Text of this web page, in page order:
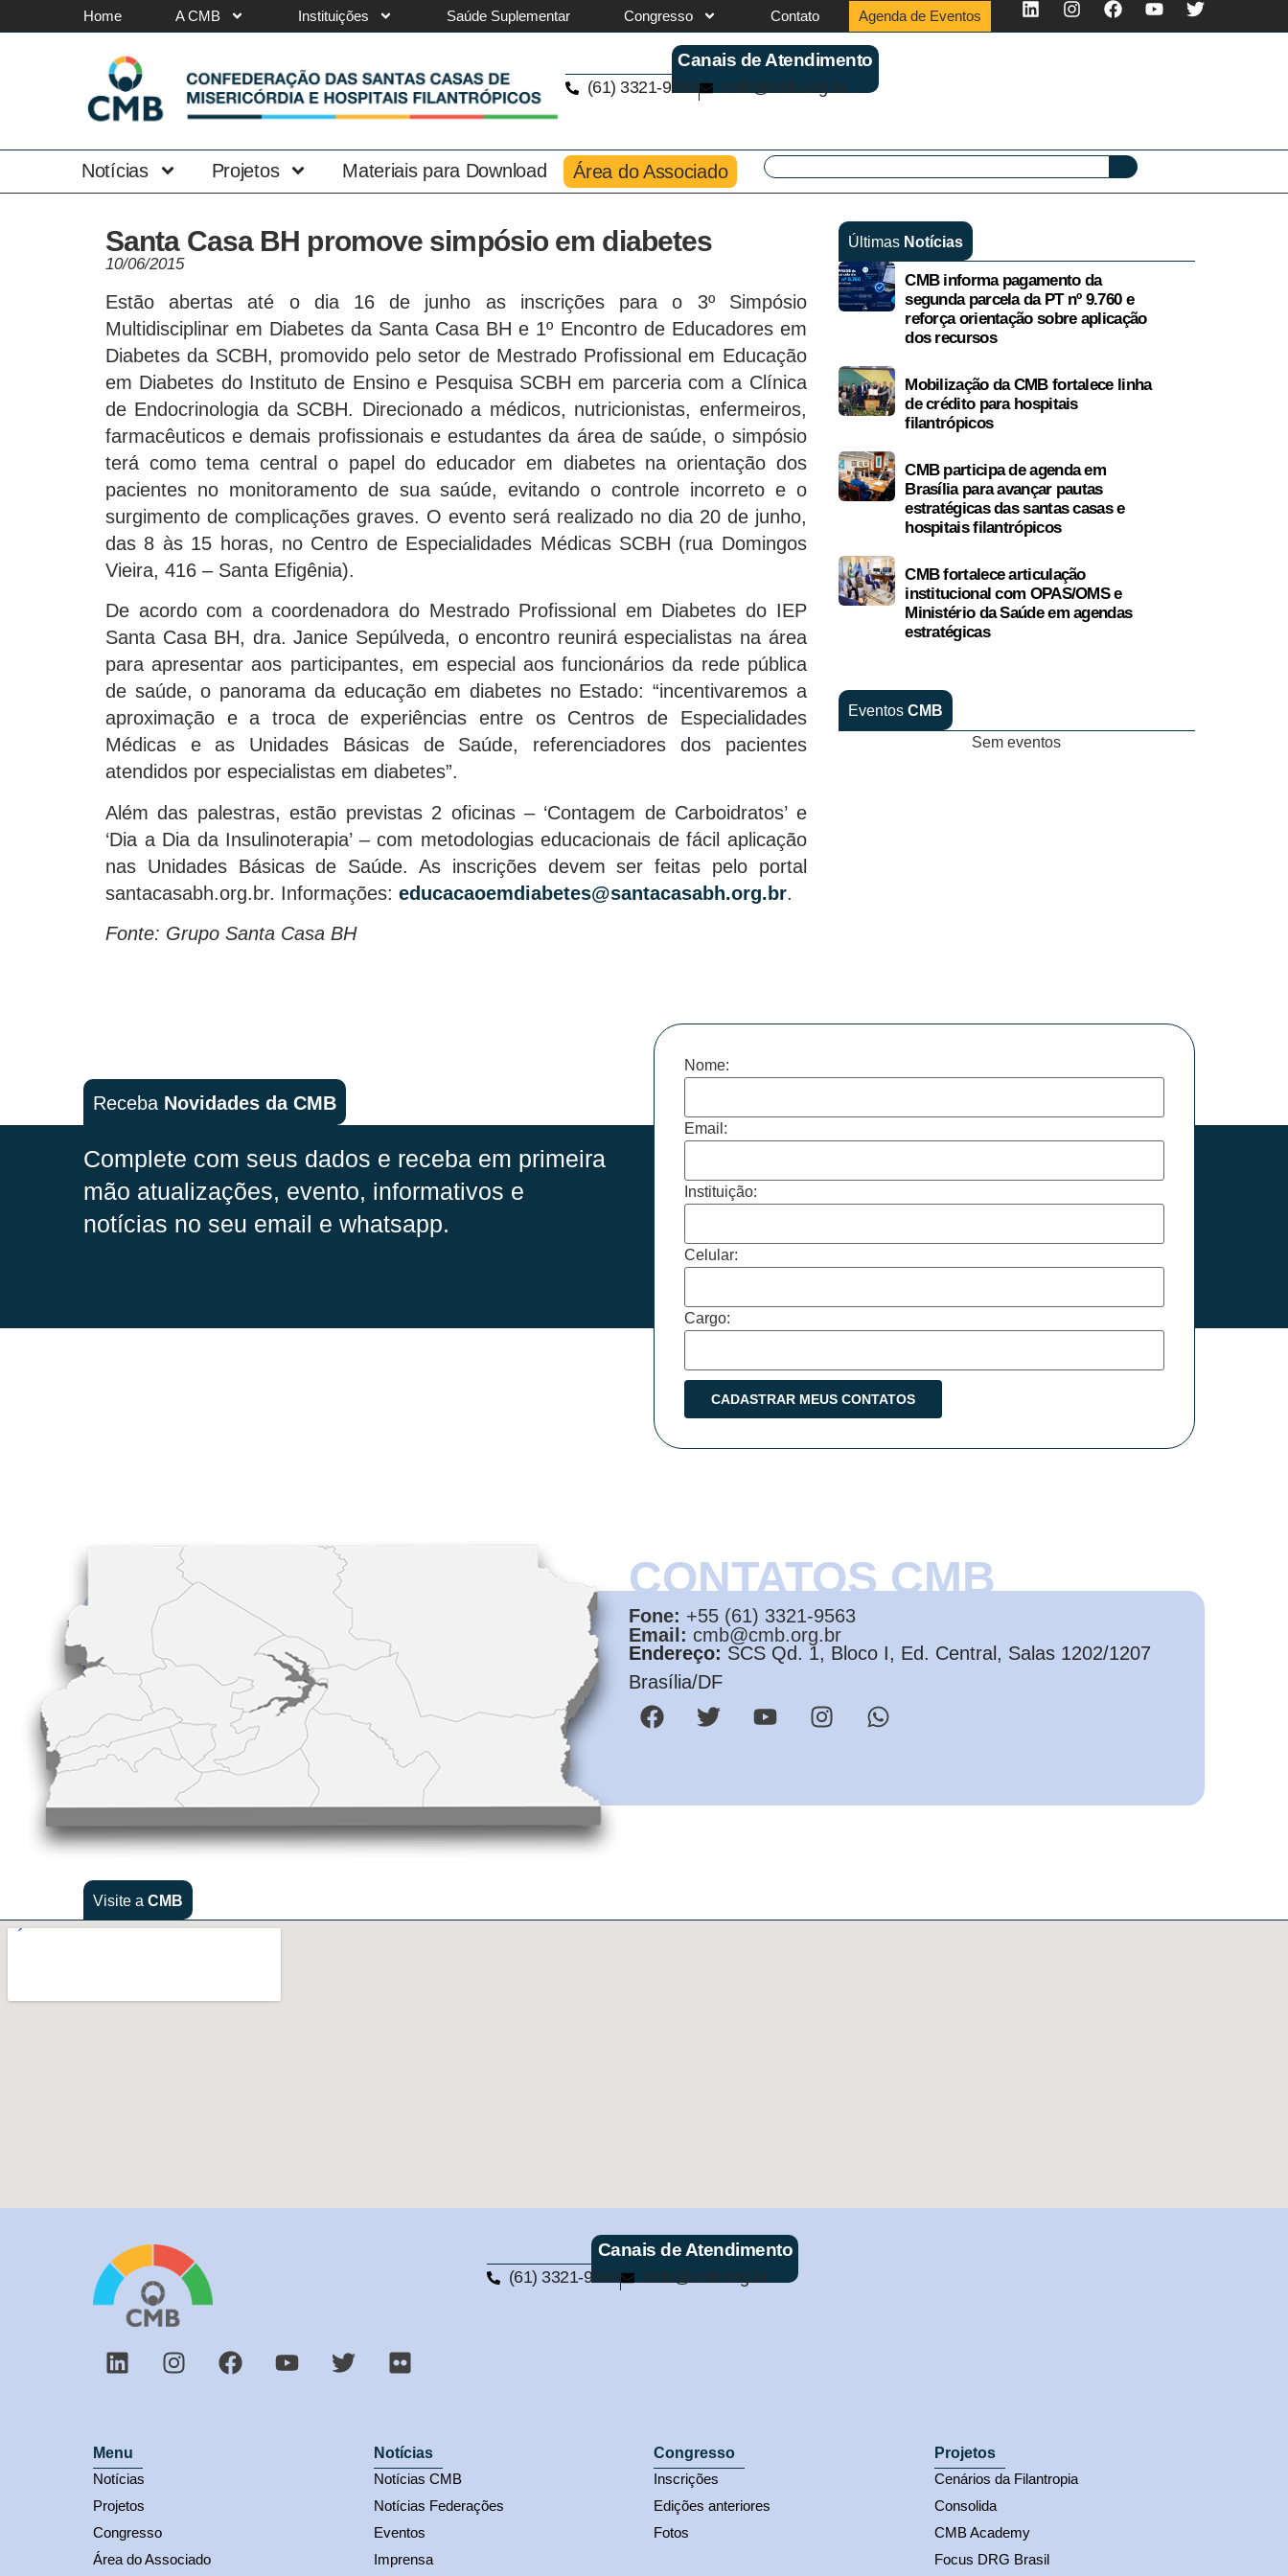
Home A CMB Instituições Saúde Suplementar Congresso Contato Agenda de Eventos
Canais de Atendimento
(61) 3321-9563 cmb@cmb.org.br
Notícias Projetos Materiais para Download Área do Associado
Santa Casa BH promove simpósio em diabetes
10/06/2015
Estão abertas até o dia 16 de junho as inscrições para o 3º Simpósio
Multidisciplinar em Diabetes da Santa Casa BH e 1º Encontro de Educadores em
Diabetes da SCBH, promovido pelo setor de Mestrado Profissional em Educação
em Diabetes do Instituto de Ensino e Pesquisa SCBH em parceria com a Clínica
de Endocrinologia da SCBH. Direcionado a médicos, nutricionistas, enfermeiros,
farmacêuticos e demais profissionais e estudantes da área de saúde, o simpósio
terá como tema central o papel do educador em diabetes na orientação dos
pacientes no monitoramento de sua saúde, evitando o controle incorreto e o
surgimento de complicações graves. O evento será realizado no dia 20 de junho,
das 8 às 15 horas, no Centro de Especialidades Médicas SCBH (rua Domingos
Vieira, 416 – Santa Efigênia).
De acordo com a coordenadora do Mestrado Profissional em Diabetes do IEP
Santa Casa BH, dra. Janice Sepúlveda, o encontro reunirá especialistas na área
para apresentar aos participantes, em especial aos funcionários da rede pública
de saúde, o panorama da educação em diabetes no Estado: “incentivaremos a
aproximação e a troca de experiências entre os Centros de Especialidades
Médicas e as Unidades Básicas de Saúde, referenciadores dos pacientes
atendidos por especialistas em diabetes”.
Além das palestras, estão previstas 2 oficinas – ‘Contagem de Carboidratos’ e
‘Dia a Dia da Insulinoterapia’ – com metodologias educacionais de fácil aplicação
nas Unidades Básicas de Saúde. As inscrições devem ser feitas pelo portal
santacasabh.org.br. Informações: educacaoemdiabetes@santacasabh.org.br.
Fonte: Grupo Santa Casa BH
Últimas Notícias
CMB informa pagamento da
segunda parcela da PT nº 9.760 e
reforça orientação sobre aplicação
dos recursos
Mobilização da CMB fortalece linha
de crédito para hospitais
filantrópicos
CMB participa de agenda em
Brasília para avançar pautas
estratégicas das santas casas e
hospitais filantrópicos
CMB fortalece articulação
institucional com OPAS/OMS e
Ministério da Saúde em agendas
estratégicas
Eventos CMB
Sem eventos
Receba Novidades da CMB
Complete com seus dados e receba em primeira
mão atualizações, evento, informativos e
notícias no seu email e whatsapp.
Nome:
Email:
Instituição:
Celular:
Cargo:
CONTATOS CMB
Fone: +55 (61) 3321-9563
Email: cmb@cmb.org.br
Endereço: SCS Qd. 1, Bloco I, Ed. Central, Salas 1202/1207
Brasília/DF
Visite a CMB
Canais de Atendimento
(61) 3321-9563 cmb@cmb.org.br
Menu
Notícias
Projetos
Congresso
Área do Associado
Notícias
Notícias CMB
Notícias Federações
Eventos
Imprensa
Congresso
Inscrições
Edições anteriores
Fotos
Projetos
Cenários da Filantropia
Consolida
CMB Academy
Focus DRG Brasil